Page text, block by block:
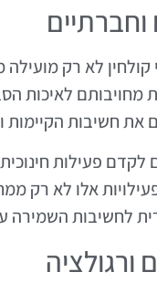
לא רק
מחויבותם לאיכות
את חשיבות הקיימות
לקדם פעילות
אלו לא רק
לחשיבות השמירה
ורגולציה